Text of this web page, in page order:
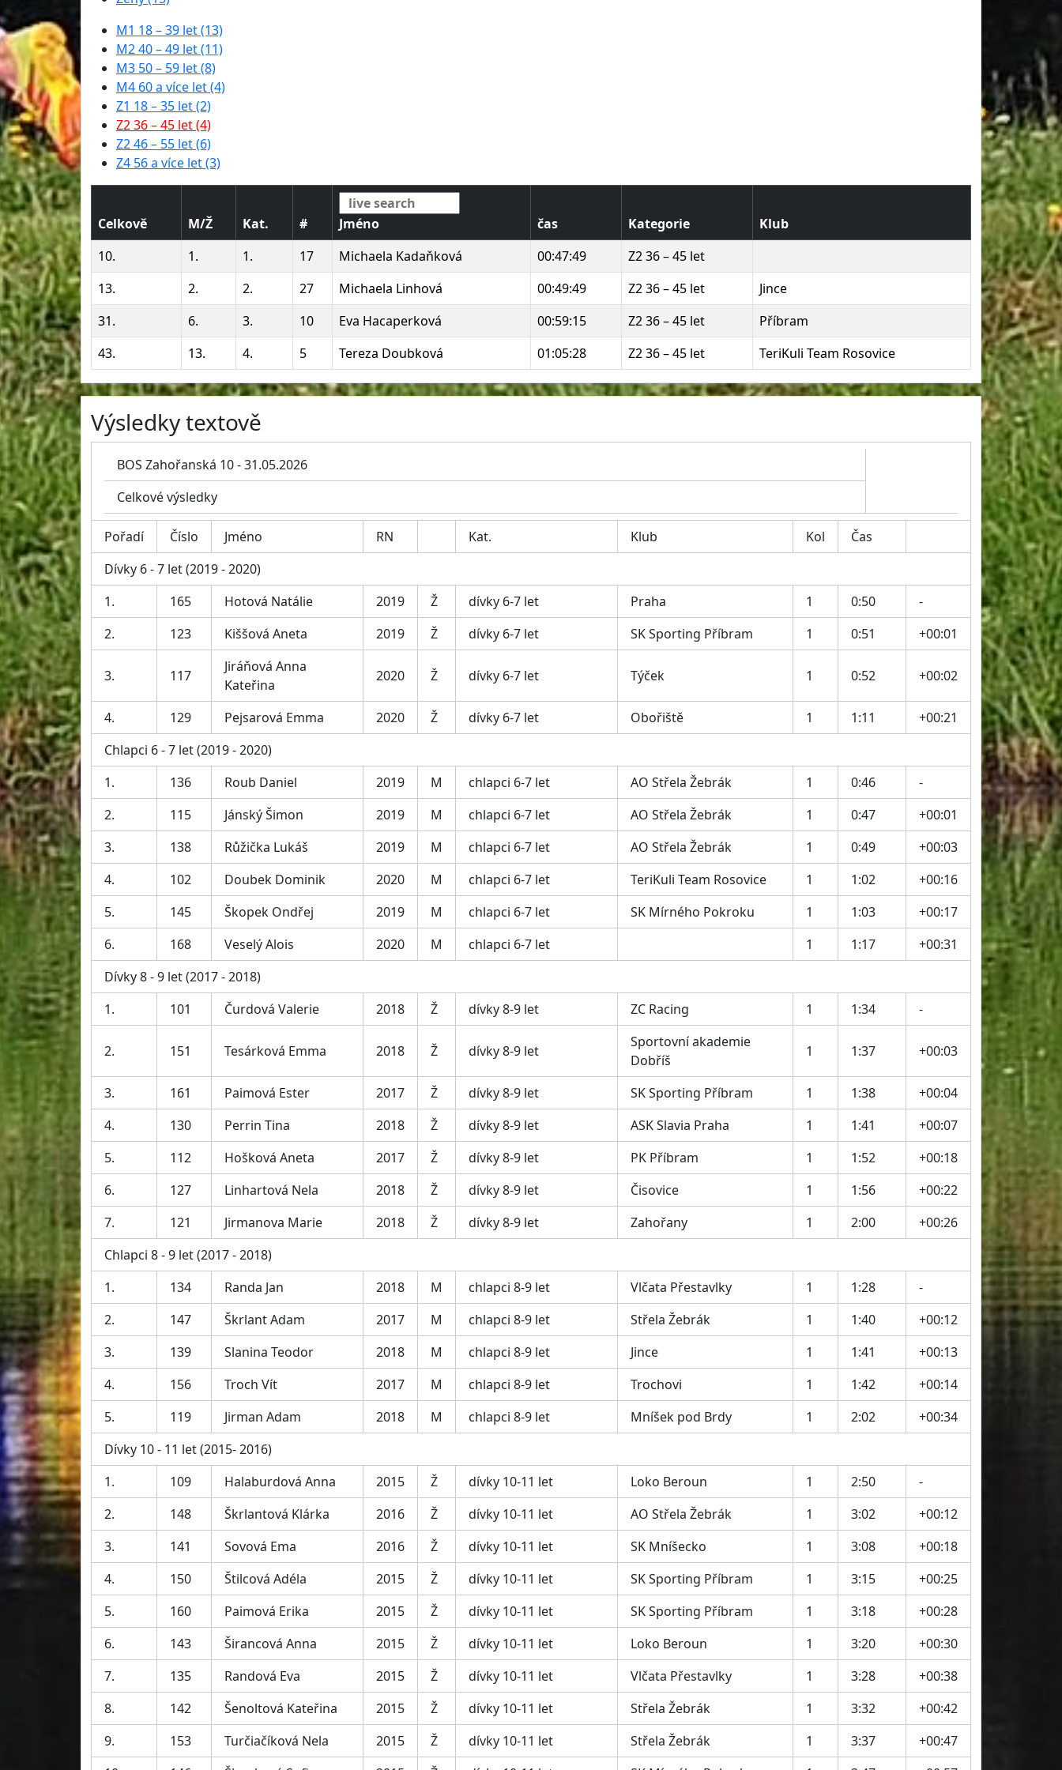
M1 18 – 39 let (13)
M2 40 – 49 let (11)
M3 50 – 59 let (8)
M4 60 a více let (4)
Z1 18 – 35 let (2)
Z2 36 – 45 let (4)
Z2 46 – 55 let (6)
Z4 56 a více let (3)
Celkově M/Ž Kat. # Jméno čas Kategorie
Klub
10.
1. 1. 17 Michaela Kadaňková 00:47:49
Z2 36 – 45 let
13.
2. 2. 27 Michaela Linhová 00:49:49 Z2 36 – 45 let
Jince
31.
6. 3. 10 Eva Hacaperková 00:59:15 Z2 36 – 45 let
Příbram
43.
13. 4. 5 Tereza Doubková 01:05:28 Z2 36 – 45 let TeriKuli Team Rosovice
Výsledky textově
BOS Zahořanská 10 - 31.05.2026
Celkové výsledky
Pořadí Číslo Jméno RN Kat. Klub Kol
Čas
Dívky 6 - 7 let (2019 - 2020)
1.
165 Hotová Natálie 2019 Ž dívky 6-7 let Praha 1 0:50
-
2.
123 Kiššová Aneta 2019 Ž dívky 6-7 let SK Sporting Příbram 1 0:51 +00:01
3. 117
Jiráňová Anna
Kateřina
2020 Ž dívky 6-7 let Týček 1 0:52 +00:02
4. 129 Pejsarová Emma 2020 Ž dívky 6-7 let Obořiště 1 1:11
+00:21
Chlapci 6 - 7 let (2019 - 2020)
1.
136 Roub Daniel 2019 M chlapci 6-7 let AO Střela Žebrák 1 0:46
-
2.
115 Jánský Šimon 2019 M chlapci 6-7 let AO Střela Žebrák 1 0:47
+00:01
3.
138 Růžička Lukáš 2019 M chlapci 6-7 let AO Střela Žebrák 1 0:49
+00:03
4.
102 Doubek Dominik 2020 M chlapci 6-7 let TeriKuli Team Rosovice 1 1:02
+00:16
5.
145 Škopek Ondřej 2019 M chlapci 6-7 let SK Mírného Pokroku 1 1:03
+00:17
6.
168 Veselý Alois 2020 M chlapci 6-7 let 1 1:17
+00:31
Dívky 8 - 9 let (2017 - 2018)
1.
101 Čurdová Valerie 2018 Ž dívky 8-9 let ZC Racing 1 1:34 -
2. 151 Tesárková Emma 2018 Ž dívky 8-9 let
Sportovní akademie
Dobříš
1 1:37 +00:03
3. 161 Paimová Ester 2017 Ž dívky 8-9 let SK Sporting Příbram 1 1:38
+00:04
4.
130 Perrin Tina 2018 Ž dívky 8-9 let ASK Slavia Praha 1 1:41
+00:07
5.
112 Hošková Aneta 2017 Ž dívky 8-9 let PK Příbram 1 1:52
+00:18
6.
127 Linhartová Nela 2018 Ž dívky 8-9 let Čisovice 1 1:56
+00:22
7.
121 Jirmanova Marie 2018 Ž dívky 8-9 let Zahořany 1 2:00
+00:26
Chlapci 8 - 9 let (2017 - 2018)
1.
134 Randa Jan 2018 M chlapci 8-9 let Vlčata Přestavlky 1 1:28
-
2.
147 Škrlant Adam 2017 M chlapci 8-9 let Střela Žebrák 1 1:40
+00:12
3.
139 Slanina Teodor 2018 M chlapci 8-9 let Jince 1 1:41
+00:13
4.
156 Troch Vít 2017 M chlapci 8-9 let Trochovi 1 1:42
+00:14
5.
119 Jirman Adam 2018 M chlapci 8-9 let Mníšek pod Brdy 1 2:02
+00:34
Dívky 10 - 11 let (2015- 2016)
1.
109 Halaburdová Anna 2015 Ž dívky 10-11 let Loko Beroun 1 2:50
-
2.
148 Škrlantová Klárka 2016 Ž dívky 10-11 let AO Střela Žebrák 1 3:02
+00:12
3.
141 Sovová Ema 2016 Ž dívky 10-11 let SK Mníšecko 1 3:08
+00:18
4.
150 Štilcová Adéla 2015 Ž dívky 10-11 let SK Sporting Příbram 1 3:15
+00:25
5.
160 Paimová Erika 2015 Ž dívky 10-11 let SK Sporting Příbram 1 3:18
+00:28
6.
143 Širancová Anna 2015 Ž dívky 10-11 let Loko Beroun 1 3:20
+00:30
7.
135 Randová Eva 2015 Ž dívky 10-11 let Vlčata Přestavlky 1 3:28
+00:38
8.
142 Šenoltová Kateřina 2015 Ž dívky 10-11 let Střela Žebrák 1 3:32
+00:42
9.
153 Turčiačíková Nela 2015 Ž dívky 10-11 let Střela Žebrák 1 3:37
+00:47